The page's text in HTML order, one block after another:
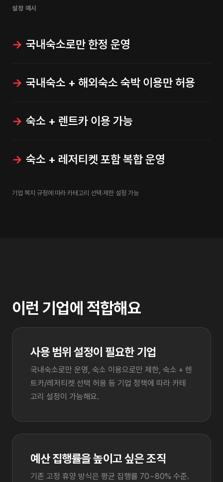
설정 예시
국내숙소로만 한정 운영
국내숙소 + 해외숙소 숙박 이용만 허용
숙소 + 렌트카 이용 가능
숙소 + 레저티켓 포함 복합 운영
기업 복지 규정에 따라 카테고리 선택·제한 설정 가능
이런 기업에 적합해요
사용 범위 설정이 필요한 기업
국내숙소로만 운영, 숙소 이용으로만 제한, 숙소 + 렌
트카/레저티켓 선택 허용 등 기업 정책에 따라 카테
고리 설정이 가능해요.
예산 집행률을 높이고 싶은 조직
기존 고정 휴양 방식은 평균 집행률 70~80% 수준.